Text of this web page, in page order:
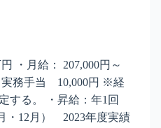
・月給： 207,000円～
実務手当 10,000円 ※経
する。 ・昇給：年1回
・12月） 2023年度実績